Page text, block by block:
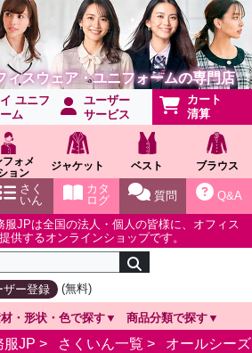
ィスウェア・ユニフォームの専門店
ユニフ
ム
ユーザー
サービス
カート
清算
フォメ
ョン
ールー
ム
ジャケット ベスト ブラウス
Q&A
質問
カタ
ログ
さく
いん
JPは全国の法人・個人の皆様に、オフィス
供するオンラインショップです。
ザー登録 (無料)
・形状・色で探す 商品分類で探す
服JP > さくいん一覧 > オールシー